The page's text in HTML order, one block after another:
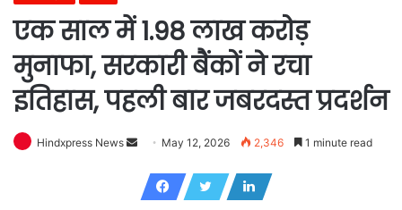
एक साल में 1.98 लाख करोड़
मुनाफा, सरकारी बैंकों ने रचा
इतिहास, पहली बार जबरदस्त प्रदर्शन
Hindxpress News May 12, 2026 2,346 1 minute read